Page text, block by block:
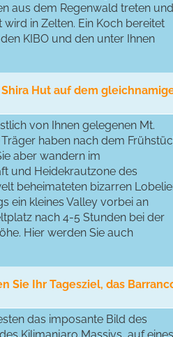
aus dem Regenwald treten und
in Zelten. Ein Koch bereitet
KIBO und den unter Ihnen
Hut auf dem
von Ihnen gelegenen Mt.
haben nach dem
aber wandern im
und Heidekrautzone des
beheimateten bizarren
ein kleines Valley vorbei an
nach 4-5 Stunden bei der
Hier werden Sie auch
Sie Ihr Tagesziel, das
das imposante Bild des